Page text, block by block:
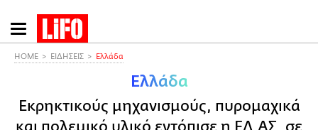
Παράκαμψη
προς
HOME ΕΙΔΗΣΕΙΣ Ελλάδα
Ελλάδα
Εκρηκτικούς μηχανισμούς, πυρομαχικά
και πολεμικό υλικό εντόπισε η ΕΛ.ΑΣ. σε